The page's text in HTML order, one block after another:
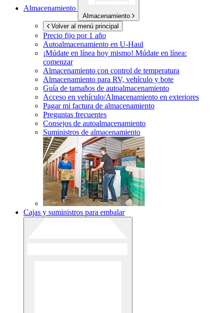
Almacenamiento
Almacenamiento
Volver al menú principal
Precio fijo por 1 año
Autoalmacenamiento en U-Haul
¡Múdate en línea hoy mismo! Múdate en línea:
comenzar
Almacenamiento con control de temperatura
Almacenamiento para RV, vehículo y bote
Guía de tamaños de autoalmacenamiento
Acceso en vehículo/Almacenamiento en exteriores
Pagar mi factura de almacenamiento
Preguntas frecuentes
Consejos de autoalmacenamiento
Suministros de almacenamiento
Cajas y suministros para embalar